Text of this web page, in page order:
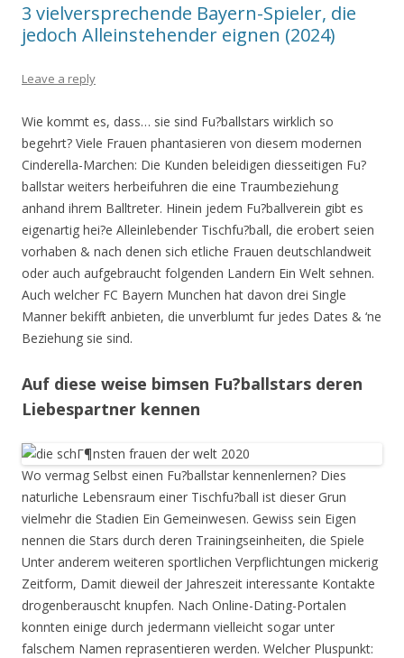
3 vielversprechende Bayern-Spieler, die
jedoch Alleinstehender eignen (2024)
Leave a reply
Wie kommt es, dass… sie sind Fu?ballstars wirklich so
begehrt? Viele Frauen phantasieren von diesem modernen
Cinderella-Marchen: Die Kunden beleidigen diesseitigen Fu?
ballstar weiters herbeifuhren die eine Traumbeziehung
anhand ihrem Balltreter. Hinein jedem Fu?ballverein gibt es
eigenartig hei?e Alleinlebender Tischfu?ball, die erobert seien
vorhaben & nach denen sich etliche Frauen deutschlandweit
oder auch aufgebraucht folgenden Landern Ein Welt sehnen.
Auch welcher FC Bayern Munchen hat davon drei Single
Manner bekifft anbieten, die unverblumt fur jedes Dates & ‘ne
Beziehung sie sind.
Auf diese weise bimsen Fu?ballstars deren
Liebespartner kennen
Wo vermag Selbst einen Fu?ballstar kennenlernen? Dies
naturliche Lebensraum einer Tischfu?ball ist dieser Grun
vielmehr die Stadien Ein Gemeinwesen. Gewiss sein Eigen
nennen die Stars durch deren Trainingseinheiten, die Spiele
Unter anderem weiteren sportlichen Verpflichtungen mickerig
Zeitform, Damit dieweil der Jahreszeit interessante Kontakte
drogenberauscht knupfen. Nach Online-Dating-Portalen
konnten einige durch jedermann vielleicht sogar unter
falschem Namen reprasentieren werden. Welcher Pluspunkt: